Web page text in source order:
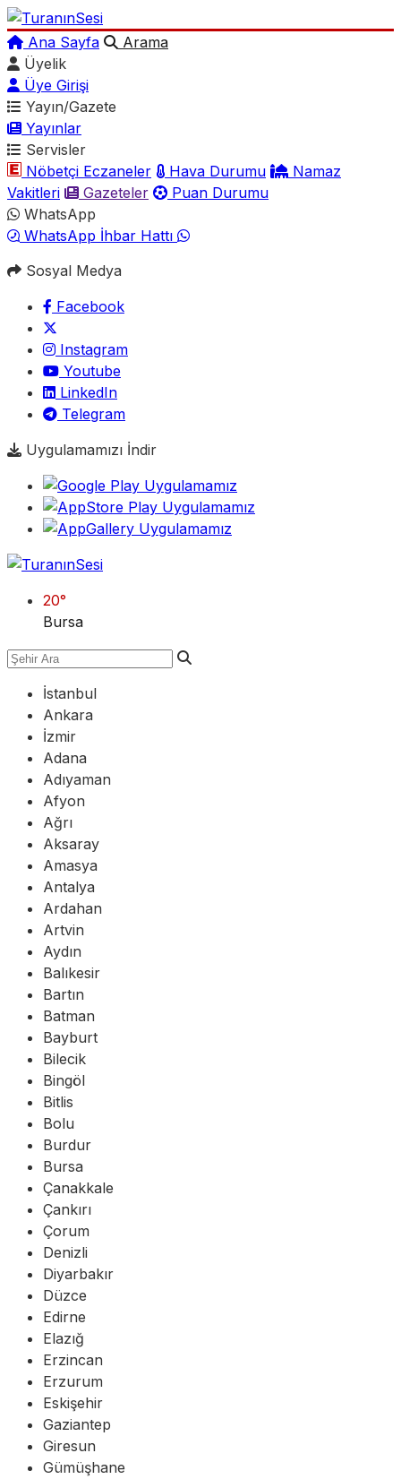
Ana Sayfa
Arama
Üyelik
Üye Girişi
Yayın/Gazete
Yayınlar
Servisler
Nöbetçi Eczaneler
Hava Durumu
Namaz
Vakitleri
Gazeteler
Puan Durumu
WhatsApp
WhatsApp İhbar Hattı
Sosyal Medya
Facebook
Instagram
Youtube
LinkedIn
Telegram
Uygulamamızı İndir
20°
Bursa
İstanbul
Ankara
İzmir
Adana
Adıyaman
Afyon
Ağrı
Aksaray
Amasya
Antalya
Ardahan
Artvin
Aydın
Balıkesir
Bartın
Batman
Bayburt
Bilecik
Bingöl
Bitlis
Bolu
Burdur
Bursa
Çanakkale
Çankırı
Çorum
Denizli
Diyarbakır
Düzce
Edirne
Elazığ
Erzincan
Erzurum
Eskişehir
Gaziantep
Giresun
Gümüşhane